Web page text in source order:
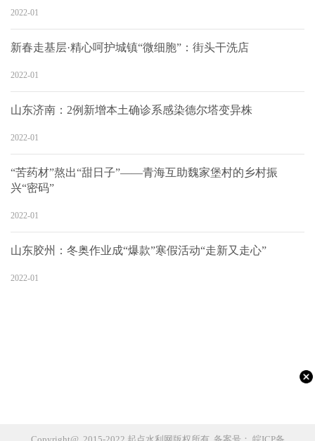
2022-01
新春走基层·精心呵护城镇“微细胞”：街头干洗店
2022-01
山东济南：2例新增本土确诊系感染德尔塔变异株
2022-01
“苦药材”熬出“甜日子”——青海互助魏家堡村的乡村振
兴“密码”
2022-01
山东胶州：冬奥作业成“爆款”寒假活动“走新又走心”
2022-01